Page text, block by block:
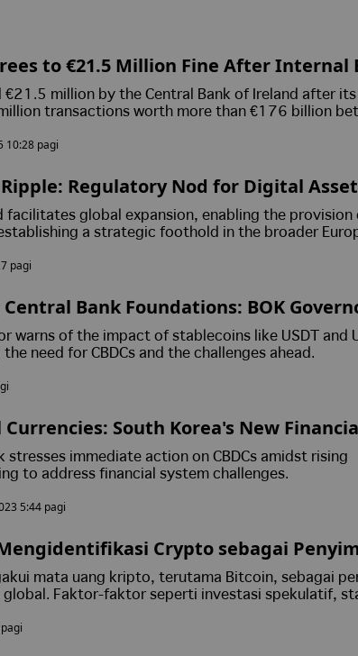
to €21.5 Million Fine After Internal
Laundering, Scams, and Child
€21.5 million by the Central Bank of Ireland after
transactions worth more than €176 billion
to crime went unchecked, and Coinbase has
10:28 pagi
Regulatory Nod for Digital
facilitates global expansion, enabling the provision
a strategic foothold in the broader
pagi
Bank Foundations: BOK
warns of the impact of stablecoins like USDT and
need for CBDCs and the challenges ahead.
South Korea's New
stresses immediate action on CBDCs amidst rising
to address financial system challenges.
5:44 pagi
Crypto sebagai
Baru
mata uang kripto, terutama Bitcoin, sebagai
global. Faktor-faktor seperti investasi spekulatif,
Laporan ini menyoroti dampak devaluasi